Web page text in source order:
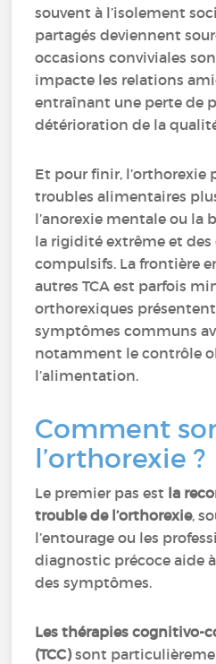
souvent à l’isolement
partagés deviennent
occasions conviviales
impacte les relations
entraînant une perte de
détérioration de la
Et pour finir, l’orthorexie
troubles alimentaires
l’anorexie mentale ou la
la rigidité extrême et
compulsifs. La frontière
autres TCA est parfois
orthorexiques
symptômes communs
notamment le contrôle
l’alimentation.
Comment
l’orthorexie ?
Le premier pas est la
trouble de l’orthorexie,
l’entourage ou les
diagnostic précoce aide
des symptômes.
Les thérapies cognitivo-
(TCC)sont